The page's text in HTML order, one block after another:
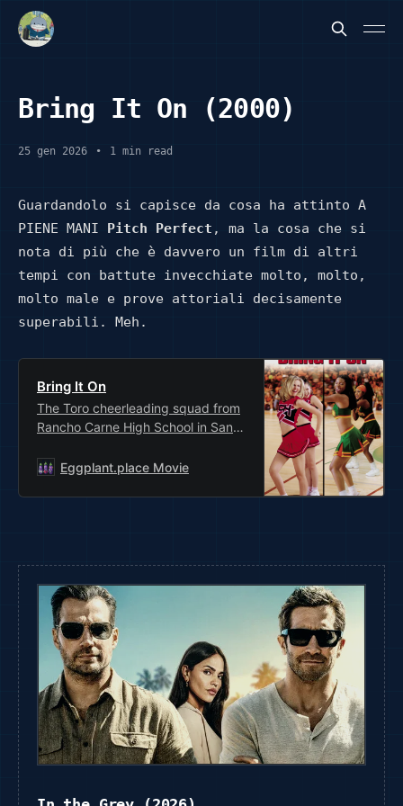
Bring It On (2000)
25 gen 2026 • 1 min read
Guardandolo si capisce da cosa ha attinto A
PIENE MANI
Pitch Perfect , ma la cosa che si
nota di più che è davvero un film di altri
tempi con battute invecchiate molto, molto,
molto male e prove attoriali decisamente
superabili. Meh.
Bring It On
The Toro cheerleading squad from
Rancho Carne High School in San
and a killer routine that’s sure to
Eggplant.place Movie